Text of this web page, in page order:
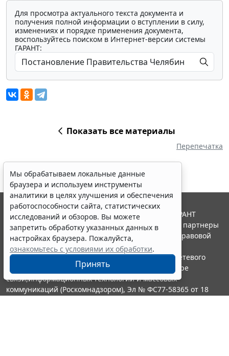
Для просмотра актуального текста документа и
получения полной информации о вступлении в силу,
изменениях и порядке применения документа,
воспользуйтесь поиском в Интернет-версии системы
ГАРАНТ:
Показать все материалы
Перепечатка
Мы обрабатываем локальные данные
браузера и используем инструменты
аналитики в целях улучшения и обеспечения
работоспособности сайта, статистических
исследований и обзоров. Вы можете
запретить обработку указанных данных в
настройках браузера. Пожалуйста,
ознакомьтесь с условиями их обработки.
Принять
© ООО "НПП "ГАРАНТ-СЕРВИС", 2026. Система ГАРАНТ
выпускается с 1990 года. Компания "Гарант" и ее партнеры
являются участниками Российской ассоциации правовой
информации ГАРАНТ.
Портал ГАРАНТ.РУ зарегистрирован в качестве сетевого
издания Федеральной службой по надзору в сфере
связи,информационных технологий и массовых
коммуникаций (Роскомнадзором), Эл № ФС77-58365 от 18